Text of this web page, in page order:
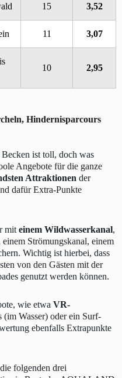
15 3,52
11 3,07
10 2,95
Hindernisparcours
ist toll, doch was
Angebote für die ganze
Attraktionen der
dafür Extra-Punkte
mit einem Wildwasserkanal,
Strömungskanal, einem
Wichtig ist hierbei, dass
von den Gästen mit der
genutzt werden können.
wie etwa VR-
(im Wasser) oder ein Surf-
ebenfalls Extrapunkte
folgenden drei